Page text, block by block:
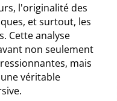
l'originalité des
et surtout, les
Cette analyse
non seulement
mais
véritable